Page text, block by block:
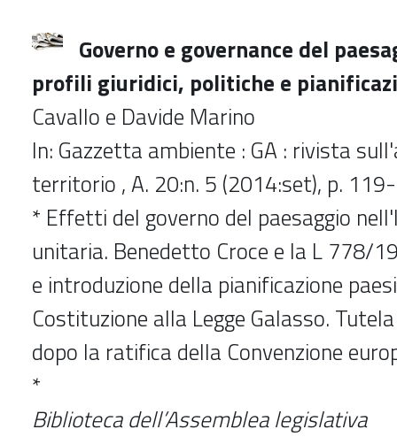
Governo e governance del
profili giuridici, politiche e
Cavallo e Davide Marino
In: Gazzetta ambiente : GA : rivista
territorio , A. 20:n. 5 (2014:set), p.
* Effetti del governo del paesaggio
unitaria. Benedetto Croce e la L 778/
e introduzione della pianificazione
Costituzione alla Legge Galasso.
dopo la ratifica della Convenzione
*
Biblioteca dell’Assemblea legislativa